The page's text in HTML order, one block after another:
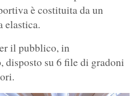
è costituita da un
elastica.
il pubblico, in
disposto su 6 file di gradoni